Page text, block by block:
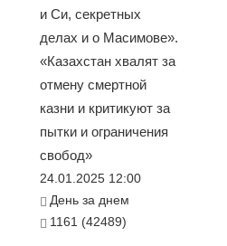
и Си, секретных
делах и о Масимове».
«Казахстан хвалят за
отмену смертной
казни и критикуют за
пытки и ограничения
свобод»
24.01.2025 12:00
День за днем
1161 (42489)